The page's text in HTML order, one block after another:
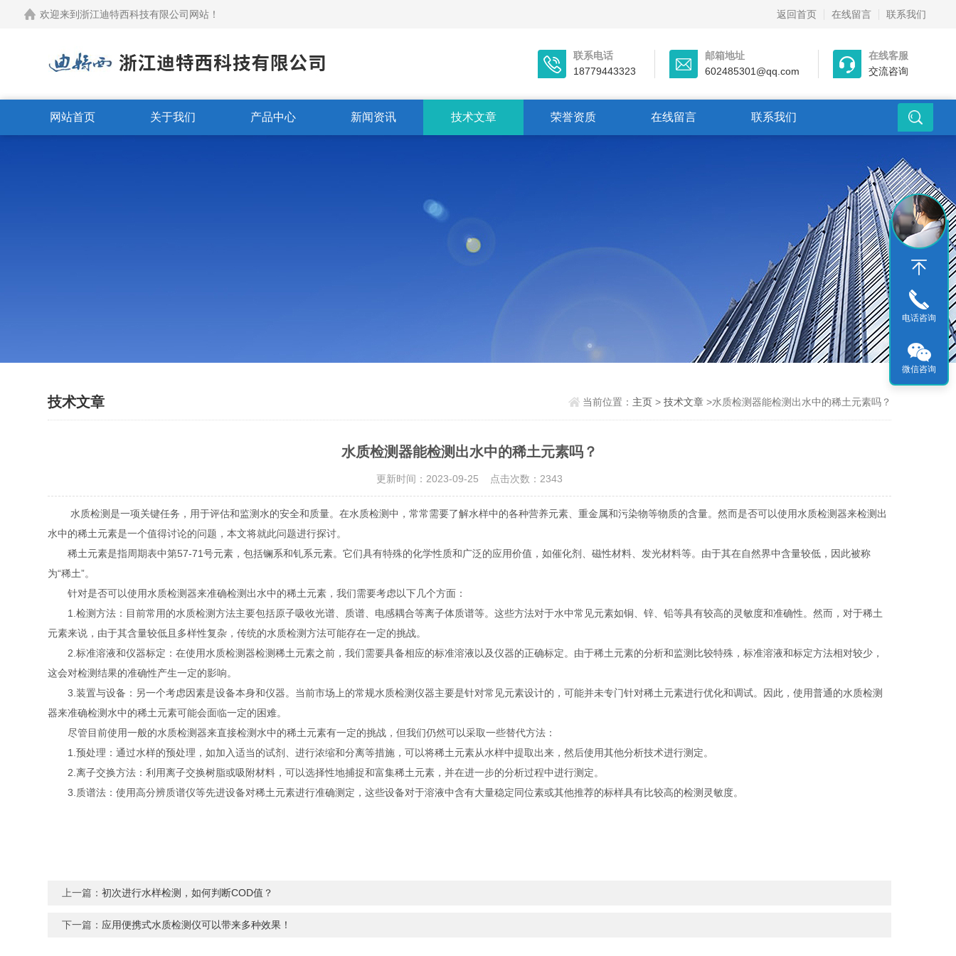
欢迎来到浙江迪特西科技有限公司网站！ 返回首页 在线留言 联系我们
联系电话
18779443323
邮箱地址
602485301@qq.com
在线客服
交流咨询
网站首页 关于我们 产品中心 新闻资讯 技术文章 荣誉资质 在线留言 联系我们
技术文章 当前位置： 主页> 技术文章>水质检测器能检测出水中的稀土元素吗？
水质检测器能检测出水中的稀土元素吗？
更新时间：2023-09-25 点击次数：2343
水质检测是一项关键任务，用于评估和监测水的安全和质量。在水质检测中，常常需要了解水样中的各种营养元素、重金属和污染物等物质的含量。然而是否可以使用水质检测器来检测出
水中的稀土元素是一个值得讨论的问题，本文将就此问题进行探讨。
稀土元素是指周期表中第57-71号元素，包括镧系和钆系元素。它们具有特殊的化学性质和广泛的应用价值，如催化剂、磁性材料、发光材料等。由于其在自然界中含量较低，因此被称
为“稀土”。
针对是否可以使用水质检测器来准确检测出水中的稀土元素，我们需要考虑以下几个方面：
1.检测方法：目前常用的水质检测方法主要包括原子吸收光谱、质谱、电感耦合等离子体质谱等。这些方法对于水中常见元素如铜、锌、铅等具有较高的灵敏度和准确性。然而，对于稀土
元素来说，由于其含量较低且多样性复杂，传统的水质检测方法可能存在一定的挑战。
2.标准溶液和仪器标定：在使用水质检测器检测稀土元素之前，我们需要具备相应的标准溶液以及仪器的正确标定。由于稀土元素的分析和监测比较特殊，标准溶液和标定方法相对较少，
这会对检测结果的准确性产生一定的影响。
3.装置与设备：另一个考虑因素是设备本身和仪器。当前市场上的常规水质检测仪器主要是针对常见元素设计的，可能并未专门针对稀土元素进行优化和调试。因此，使用普通的水质检测
器来准确检测水中的稀土元素可能会面临一定的困难。
尽管目前使用一般的水质检测器来直接检测水中的稀土元素有一定的挑战，但我们仍然可以采取一些替代方法：
1.预处理：通过水样的预处理，如加入适当的试剂、进行浓缩和分离等措施，可以将稀土元素从水样中提取出来，然后使用其他分析技术进行测定。
2.离子交换方法：利用离子交换树脂或吸附材料，可以选择性地捕捉和富集稀土元素，并在进一步的分析过程中进行测定。
3.质谱法：使用高分辨质谱仪等先进设备对稀土元素进行准确测定，这些设备对于溶液中含有大量稳定同位素或其他推荐的标样具有比较高的检测灵敏度。
上一篇：初次进行水样检测，如何判断COD值？
下一篇： 应用便携式水质检测仪可以带来多种效果！
电话咨询
微信咨询